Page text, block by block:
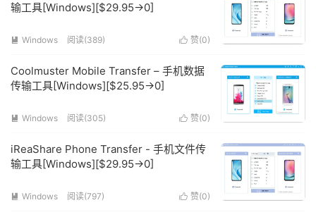
输工具[Windows][$29.95→0]
 赞(0)
 Windows 阅读(389)
Coolmuster Mobile Transfer – 手机数据
传输工具[Windows][$25.95→0]
 赞(0)
 Windows 阅读(305)
iReaShare Phone Transfer - 手机文件传
输工具[Windows][$29.95→0]
 赞(0)
 Windows 阅读(797)